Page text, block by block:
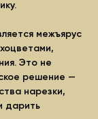
межъярус
Это не
решение —
нарезки,
дарить